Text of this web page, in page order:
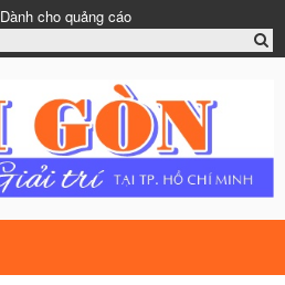
Dành cho quảng cáo